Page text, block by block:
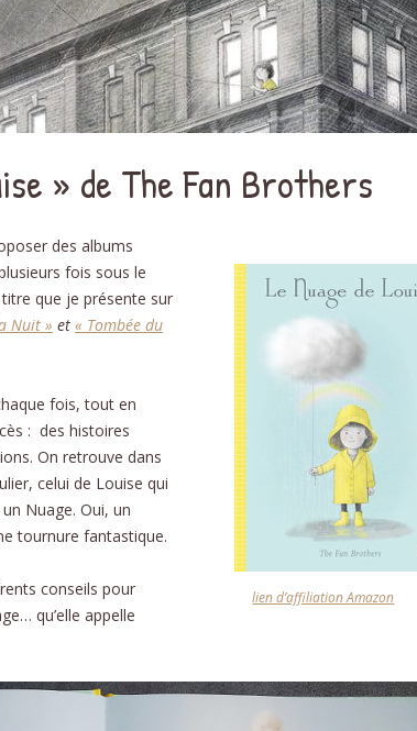
» de The Fan Brothers
lien d’affiliation Amazon
des albums
fois sous le
que je présente sur
Nuit » et « Tombée du
fois, tout en
: des histoires
On retrouve dans
celui de Louise qui
Nuage. Oui, un
tournure fantastique.
conseils pour
qu’elle appelle